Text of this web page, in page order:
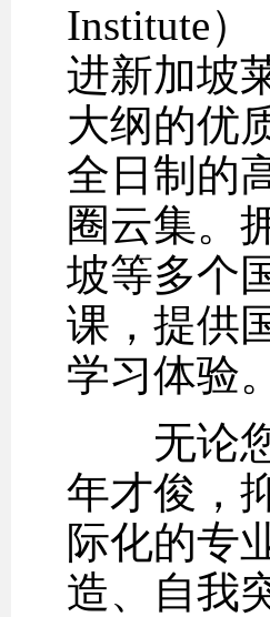
Institute
进新加坡
大纲的优
全日制的
圈云集。
坡等多个
课，提供
学习体验。
无论您
年才俊，
际化的专
造、自我